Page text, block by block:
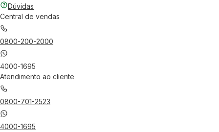
Dúvidas
Central de vendas
0800-200-2000
4000-1695
Atendimento ao cliente
0800-701-2523
4000-1695